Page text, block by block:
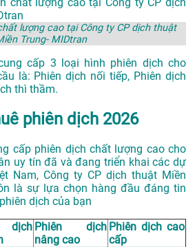
lượng cao tại Công ty CP dịch thuật
Trung- MIDtran
cấp 3 loại hình phiên dịch cho
là: Phiên dịch nối tiếp, Phiên dịch
thì thầm.
phiên dịch 2026
cấp phiên dịch chất lượng cao cho
uy tín đã và đang triển khai các dự
Nam, Công ty CP dịch thuật Miền
là sự lựa chọn hàng đầu đáng tin
dịch của bạn
dịch Phiên dịch
nâng cao
Phiên dịch cao
cấp